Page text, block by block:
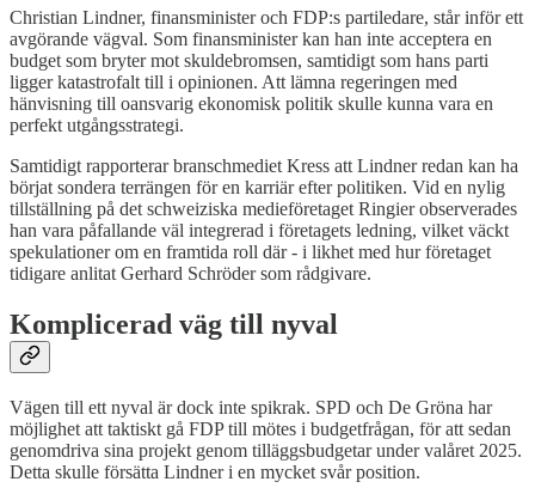
Christian Lindner, finansminister och FDP:s partiledare, står inför ett
avgörande vägval. Som finansminister kan han inte acceptera en
budget som bryter mot skuldebromsen, samtidigt som hans parti
ligger katastrofalt till i opinionen. Att lämna regeringen med
hänvisning till oansvarig ekonomisk politik skulle kunna vara en
perfekt utgångsstrategi.
Samtidigt rapporterar branschmediet Kress att Lindner redan kan ha
börjat sondera terrängen för en karriär efter politiken. Vid en nylig
tillställning på det schweiziska medieföretaget Ringier observerades
han vara påfallande väl integrerad i företagets ledning, vilket väckt
spekulationer om en framtida roll där - i likhet med hur företaget
tidigare anlitat Gerhard Schröder som rådgivare.
Komplicerad väg till nyval
Vägen till ett nyval är dock inte spikrak. SPD och De Gröna har
möjlighet att taktiskt gå FDP till mötes i budgetfrågan, för att sedan
genomdriva sina projekt genom tilläggsbudgetar under valåret 2025.
Detta skulle försätta Lindner i en mycket svår position.